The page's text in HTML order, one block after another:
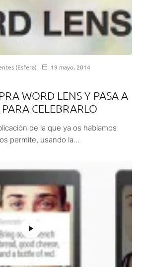
(Esfera)
19 mayo, 2014
WORD LENS Y PASA A
CELEBRARLO
de la que ya os hablamos
permite, usando la...